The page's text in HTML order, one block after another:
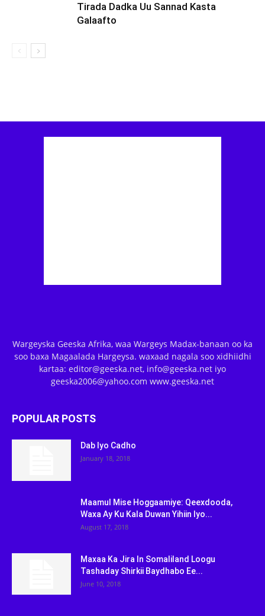
Tirada Dadka Uu Sannad Kasta
Galaafto
Wargeyska Geeska Afrika, waa Wargeys Madax-banaan oo ka
soo baxa Magaalada Hargeysa. waxaad nagala soo xidhiidhi
kartaa: editor@geeska.net, info@geeska.net iyo
geeska2006@yahoo.com www.geeska.net
POPULAR POSTS
Dab Iyo Cadho
January 18, 2018
Maamul Mise Hoggaamiye: Qeexdooda,
Waxa Ay Ku Kala Duwan Yihiin Iyo...
August 17, 2018
Maxaa Ka Jira In Somaliland Loogu
Tashaday Shirkii Baydhabo Ee...
June 10, 2018